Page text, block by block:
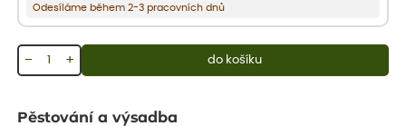
Odesíláme během 2-3 pracovních dnů
+
− do košíku
Pěstování a výsadba